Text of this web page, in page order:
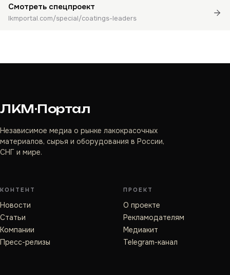
Смотреть спецпроект
lkmportal.com/special/coatings-leaders
ЛКМ·Портал
Независимое медиа о рынке лакокрасочных
материалов, сырья и оборудования в России,
СНГ и мире.
КОНТЕНТ
Новости
Статьи
Компании
Пресс-релизы
ПРОЕКТ
О проекте
Рекламодателям
Медиакит
Telegram-канал